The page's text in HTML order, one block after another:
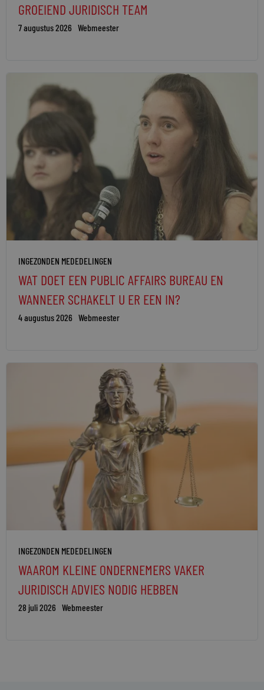
GROEIEND JURIDISCH TEAM
7 augustus 2026 Webmeester
INGEZONDEN MEDEDELINGEN
WAT DOET EEN PUBLIC AFFAIRS BUREAU EN
WANNEER SCHAKELT U ER EEN IN?
4 augustus 2026 Webmeester
INGEZONDEN MEDEDELINGEN
WAAROM KLEINE ONDERNEMERS VAKER
JURIDISCH ADVIES NODIG HEBBEN
28 juli 2026 Webmeester